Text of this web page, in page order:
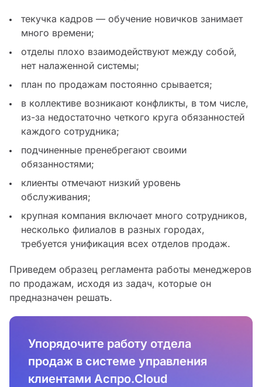
текучка кадров — обучение новичков занимает
много времени;
отделы плохо взаимодействуют между собой,
нет налаженной системы;
план по продажам постоянно срывается;
в коллективе возникают конфликты, в том числе,
из-за недостаточно четкого круга обязанностей
каждого сотрудника;
подчиненные пренебрегают своими
обязанностями;
клиенты отмечают низкий уровень
обслуживания;
крупная компания включает много сотрудников,
несколько филиалов в разных городах,
требуется унификация всех отделов продаж.
Приведем образец регламента работы менеджеров
по продажам, исходя из задач, которые он
предназначен решать.
Упорядочите работу отдела
продаж в системе управления
клиентами Аспро.Cloud